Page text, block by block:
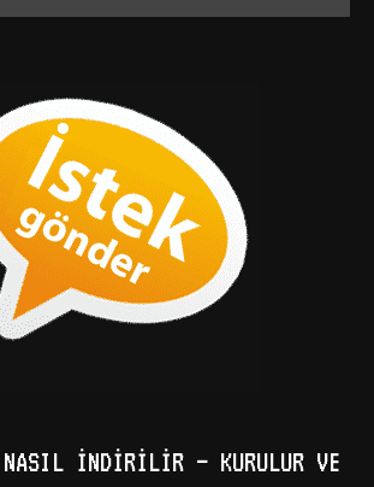
NASIL İNDIRILIR – KURULUR VE